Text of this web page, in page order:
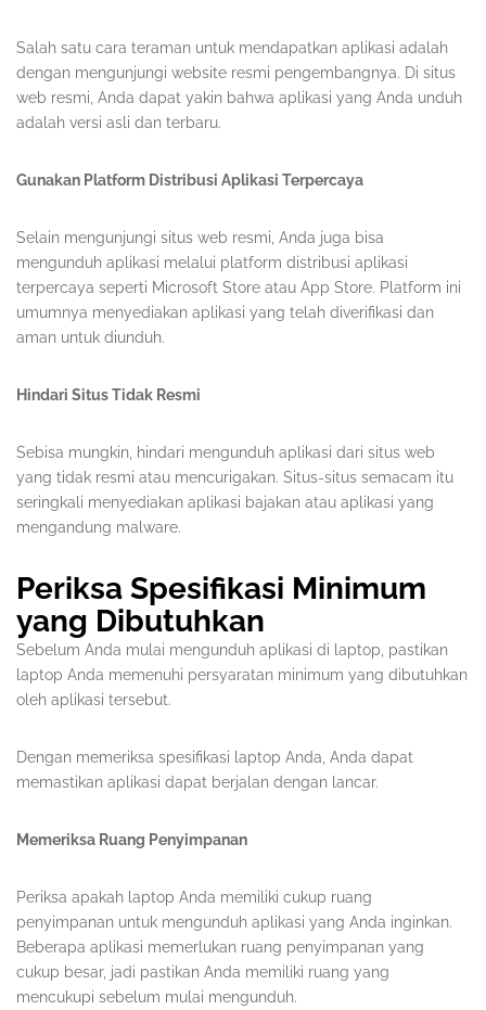
Salah satu cara teraman untuk mendapatkan aplikasi adalah
dengan mengunjungi website resmi pengembangnya. Di situs
web resmi, Anda dapat yakin bahwa aplikasi yang Anda unduh
adalah versi asli dan terbaru.
Gunakan Platform Distribusi Aplikasi Terpercaya
Selain mengunjungi situs web resmi, Anda juga bisa
mengunduh aplikasi melalui platform distribusi aplikasi
terpercaya seperti Microsoft Store atau App Store. Platform ini
umumnya menyediakan aplikasi yang telah diverifikasi dan
aman untuk diunduh.
Hindari Situs Tidak Resmi
Sebisa mungkin, hindari mengunduh aplikasi dari situs web
yang tidak resmi atau mencurigakan. Situs-situs semacam itu
seringkali menyediakan aplikasi bajakan atau aplikasi yang
mengandung malware.
Periksa Spesifikasi Minimum
yang Dibutuhkan
Sebelum Anda mulai mengunduh aplikasi di laptop, pastikan
laptop Anda memenuhi persyaratan minimum yang dibutuhkan
oleh aplikasi tersebut.
Dengan memeriksa spesifikasi laptop Anda, Anda dapat
memastikan aplikasi dapat berjalan dengan lancar.
Memeriksa Ruang Penyimpanan
Periksa apakah laptop Anda memiliki cukup ruang
penyimpanan untuk mengunduh aplikasi yang Anda inginkan.
Beberapa aplikasi memerlukan ruang penyimpanan yang
cukup besar, jadi pastikan Anda memiliki ruang yang
mencukupi sebelum mulai mengunduh.